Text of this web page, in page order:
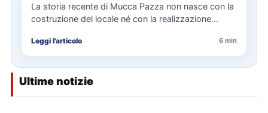
La storia recente di Mucca Pazza non nasce con la
costruzione del locale né con la realizzazione
Leggi l'articolo 6 min
Ultime notizie